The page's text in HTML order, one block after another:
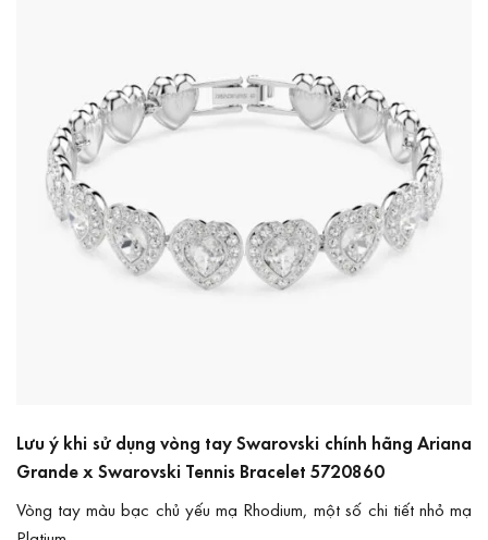
Lưu ý khi sử dụng vòng tay Swarovski chính hãng Ariana
Grande x Swarovski Tennis Bracelet 5720860
Vòng tay màu bạc chủ yếu mạ Rhodium, một số chi tiết nhỏ mạ